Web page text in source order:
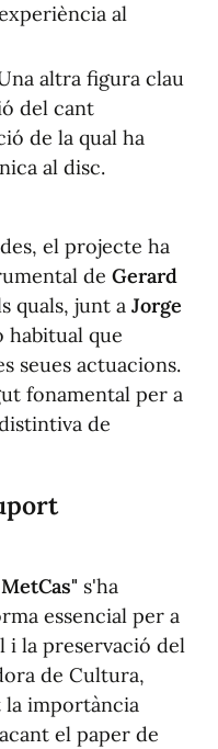
al
altra figura clau
del cant
de la qual ha
al disc.
el projecte ha
de Gerard
quals, junt a Jorge
que
seues actuacions.
fonamental per a
de
s'ha
essencial per a
la preservació del
de Cultura,
la importància
el paper de